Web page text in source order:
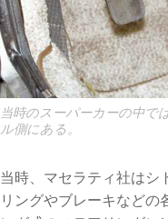
当時のスーパーカーの中
ル側にある。
当時、マセラティ社はシ
リングやブレーキなどの